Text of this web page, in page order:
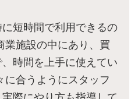
短時間で利用できるの
業施設の中にあり、買
時間を上手に使えてい
に合うようにスタッフ